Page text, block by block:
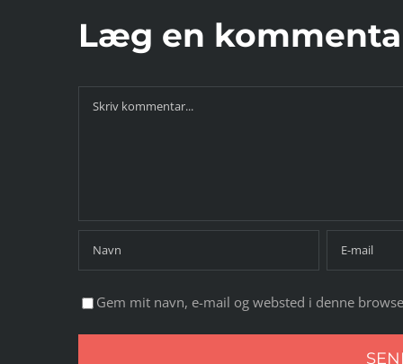
Læg en
Comment
Gem mit navn, e-mail og websted i denne